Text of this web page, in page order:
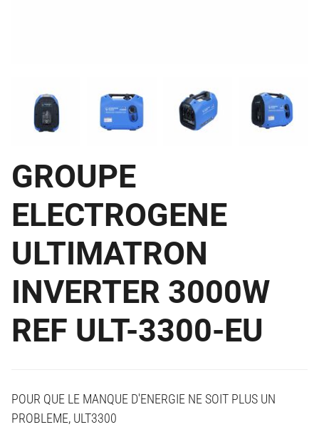
GROUPE
ELECTROGENE
ULTIMATRON
INVERTER 3000W
REF ULT-3300-EU
POUR QUE LE MANQUE D'ENERGIE NE SOIT PLUS UN
PROBLEME, ULT3300